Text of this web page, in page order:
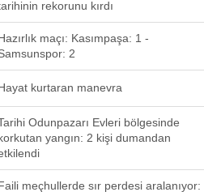
rekorunu kırdı
maçı: Kasımpaşa: 1 -
2
kurtaran manevra
Odunpazarı Evleri bölgesinde
yangın: 2 kişi dumandan
meçhullerde sır perdesi aralanıyor: